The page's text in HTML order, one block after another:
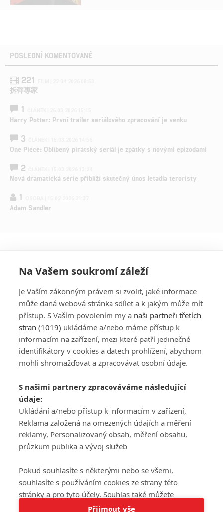
Tato stránka používá soubory cookies.
POSLEDNÍ KOMENTOVANÉ
221
拆彈專家
1
Harry Potter: První trailer seriálového zpracování je venku
3
One Piece: Oblíbený pirátský seriál je zpátky s novými epizodami
2
Nová dramatická série přiblíží skutečný únos letadla teroristy
1
Adam Sandler
PŘIHLÁSIT
REGISTROVAT
DISKUZE
Šéfredaktorkou webu jePetr Slavík, e-mailserialy@fandimefilmu.cz
Máte-li zájem o inzerci na našem webu napište nám na e-mail
studio@koncal.com
Ochrana osobních údajů|Zásady používání cookies |Pravidla webu
Upravit nastavení soukromí
Na Vašem soukromí záleží
Je Vaším zákonným právem si zvolit, jaké informace
může daná webová stránka sdílet a k jakým může mít
přístup. S Vaším povolením my a naši partneři třetích
stran (1019) ukládáme a/nebo máme přístup k
informacím na zařízení, mezi které patří jedinečné
identifikátory v cookies a datech prohlížení, abychom
mohli shromažďovat a zpracovávat osobní údaje.
S našimi partnery zpracováváme následující
údaje:
Ukládání a/nebo přístup k informacím v zařízení,
Reklama založená na omezených údajích a měření
reklamy, Personalizovaný obsah, měření obsahu,
průzkum publika a vývoj služeb
Pokud souhlasíte s některými nebo se všemi,
souhlasíte s používáním cookies ze strany této
stránky a pro tyto účely. Souhlas také můžete
odmítnout, ale v takovém případě vám na stránce
Přijmout vše